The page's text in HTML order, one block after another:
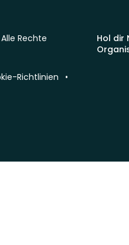
Hol dir
Rechte
Richtlinien